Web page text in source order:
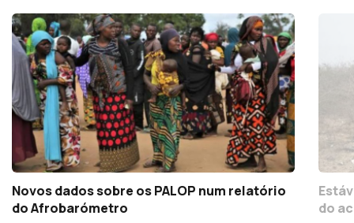
Notícias África
Novos dados sobre os PALOP num relatório